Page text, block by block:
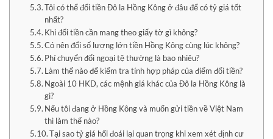
Tôi có thể đổi tiền Đô la Hồng Kông ở đâu để có tỷ giá tốt
nhất?
Khi đổi tiền cần mang theo giấy tờ gì không?
Có nên đổi số lượng lớn tiền Hồng Kông cùng lúc không?
Phí chuyển đổi ngoại tệ thường là bao nhiêu?
Làm thế nào để kiểm tra tính hợp pháp của điểm đổi tiền?
Ngoài 10 HKD, các mệnh giá khác của Đô la Hồng Kông là
gì?
Nếu tôi đang ở Hồng Kông và muốn gửi tiền về Việt Nam
thì làm thế nào?
Tại sao tỷ giá hối đoái lại quan trọng khi xem xét định cư